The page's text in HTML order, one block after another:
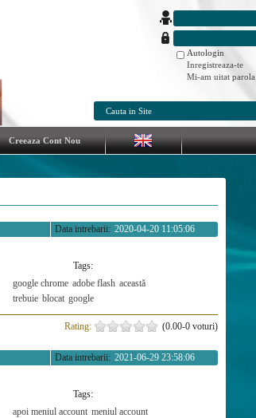
Autologin
Inregistreaza-te
Mi-am uitat parola
Creeaza Cont Nou
2020-04-20 11:05:06
Data intrebarii:
Tags:
google chrome adobe flash această
trebuie blocat google
(0.00-0 voturi)
Rating:
2021-06-29 23:58:06
Data intrebarii:
Tags:
apoi meniul account meniul account